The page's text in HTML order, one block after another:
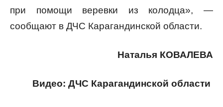
при помощи веревки из колодца», —
сообщают в ДЧС Карагандинской области.
Наталья КОВАЛЕВА
Видео: ДЧС Карагандинской области